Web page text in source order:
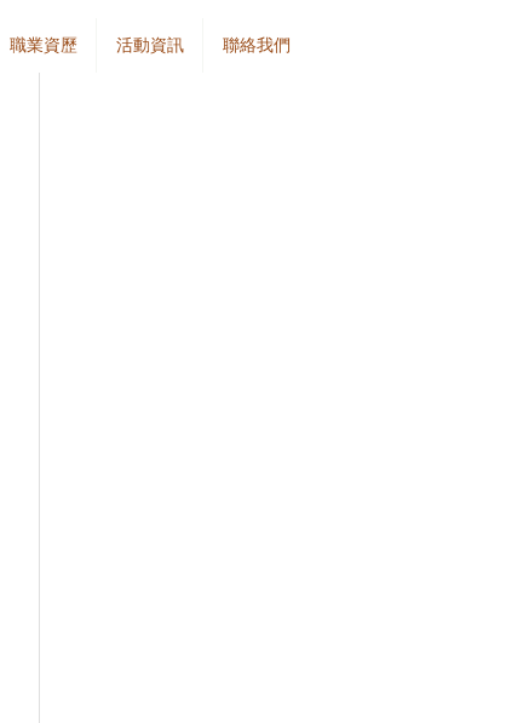
職業資歷 活動資訊 聯絡我們